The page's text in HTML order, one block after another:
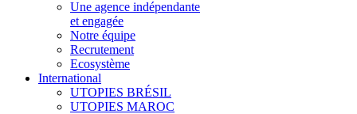
Une agence indépendante
et engagée
Notre équipe
Recrutement
Ecosystème
International
UTOPIES BRÉSIL
UTOPIES MAROC